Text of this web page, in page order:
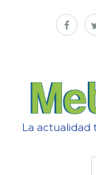
La actualidad